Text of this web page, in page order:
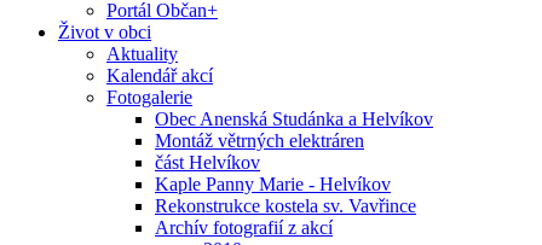
Portál Občan+
Život v obci
Aktuality
Kalendář akcí
Fotogalerie
Obec Anenská Studánka a Helvíkov
Montáž větrných elektráren
část Helvíkov
Kaple Panny Marie - Helvíkov
Rekonstrukce kostela sv. Vavřince
Archív fotografií z akcí